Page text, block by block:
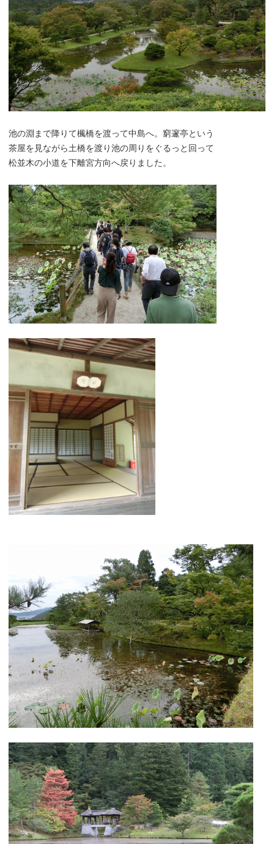
池の淵まで降りて楓橋を渡って中島へ。窮邃亭という
茶屋を見ながら土橋を渡り池の周りをぐるっと回って
松並木の小道を下離宮方向へ戻りました。